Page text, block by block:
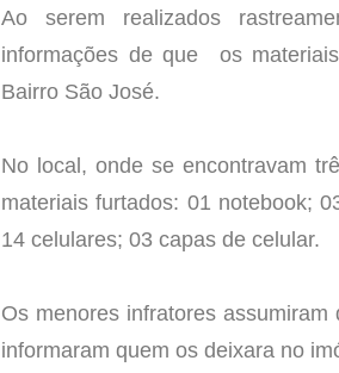
Ao serem realizados
informações de que os
Bairro São José.
No local, onde se encontravam
materiais furtados: 01 notebook;
14 celulares; 03 capas de celular.
Os menores infratores
informaram quem os deixara no